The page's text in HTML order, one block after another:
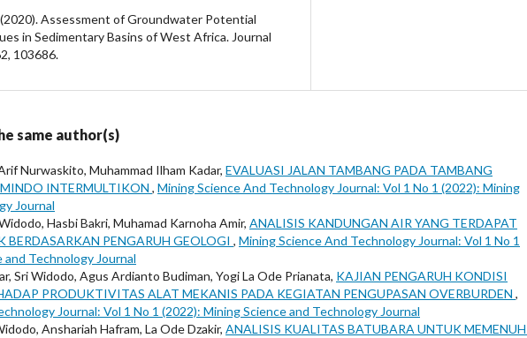
(2020). Assessment of Groundwater Potential
in Sedimentary Basins of West Africa. Journal
103686.
same author(s)
Nurwaskito, Muhammad Ilham Kadar, EVALUASI JALAN TAMBANG PADA TAMBANG
INTERMULTIKON , Mining Science And Technology Journal: Vol 1 No 1 (2022): Mining
Journal
Hasbi Bakri, Muhamad Karnoha Amir, ANALISIS KANDUNGAN AIR YANG TERDAPAT
BERDASARKAN PENGARUH GEOLOGI , Mining Science And Technology Journal: Vol 1 No 1
and Technology Journal
Sri Widodo, Agus Ardianto Budiman, Yogi La Ode Prianata, KAJIAN PENGARUH KONDISI
PRODUKTIVITAS ALAT MEKANIS PADA KEGIATAN PENGUPASAN OVERBURDEN ,
Journal: Vol 1 No 1 (2022): Mining Science and Technology Journal
Anshariah Hafram, La Ode Dzakir, ANALISIS KUALITAS BATUBARA UNTUK